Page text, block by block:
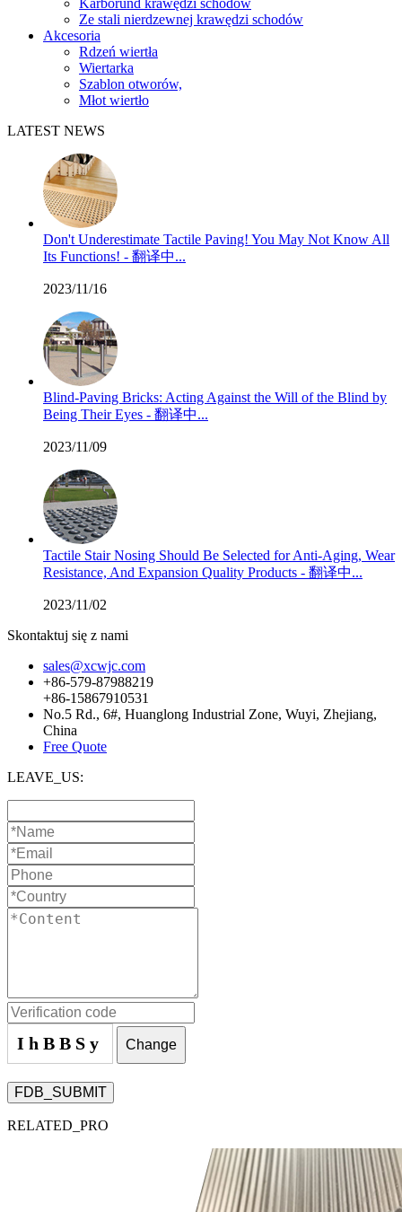
Karborund krawędzi schodów
Ze stali nierdzewnej krawędzi schodów
Akcesoria
Rdzeń wiertła
Wiertarka
Szablon otworów,
Młot wiertło
LATEST NEWS
Don't Underestimate Tactile Paving! You May Not Know All
Its Functions! - 翻译中...
2023/11/16
Blind-Paving Bricks: Acting Against the Will of the Blind by
Being Their Eyes - 翻译中...
2023/11/09
Tactile Stair Nosing Should Be Selected for Anti-Aging, Wear
Resistance, And Expansion Quality Products - 翻译中...
2023/11/02
Skontaktuj się z nami
sales@xcwjc.com
+86-579-87988219
+86-15867910531
No.5 Rd., 6#, Huanglong Industrial Zone, Wuyi, Zhejiang,
China
Free Quote
LEAVE_US:
IhBBSy Change
FDB_SUBMIT
RELATED_PRO